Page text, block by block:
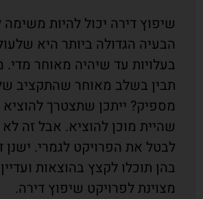
שיפוץ דירה יכול להיות
הבעיה הגדולה ביותר היא
בעלויות עד שיהיה מאוחר
תבין בשלב מאוחר שהתקציב
מספיק? ייתכן שתצטרך
שהיית מוכן להוציא. אבל זה
לבטל את הפרויקט לגמרי. ישנן
בהן תוכלו לקצץ בהוצאות
מצוינת לפרויקט שיפוץ דירה.